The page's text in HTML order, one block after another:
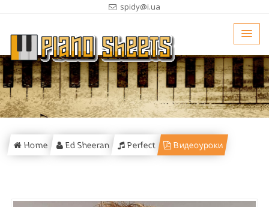
spidy@i.ua
Home Ed Sheeran Perfect Видеоуроки